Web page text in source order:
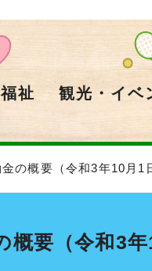
祉 観光・イベ
の概要（令和3年10月1
概要（令和3